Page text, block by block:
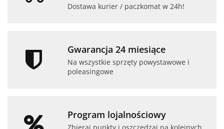
Dostawa kurier / paczkomat w 24h!
Gwarancja 24 miesiące
Na wszystkie sprzęty powystawowe i
poleasingowe
Program lojalnościowy
Zbieraj punkty i oszczędzaj na kolejnych